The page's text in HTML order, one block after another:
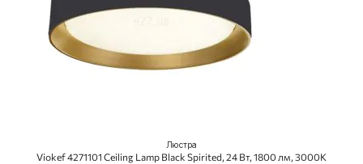
Люстра
Viokef 4271101 Ceiling Lamp Black Spirited, 24 Вт, 1800 лм, 3000К